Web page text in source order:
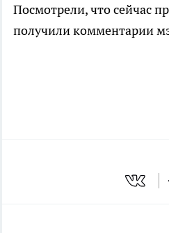
Посмотрели, что сейчас
получили комментарии